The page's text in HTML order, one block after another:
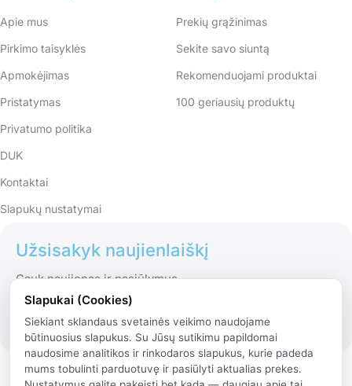
Apie mus
Pirkimo taisyklės
Apmokėjimas
Pristatymas
Privatumo politika
DUK
Kontaktai
Slapukų nustatymai
Prekių grąžinimas
Sekite savo siuntą
Rekomenduojami produktai
100 geriausių produktų
Užsisakyk naujienlaiškį
Gauk naujienas ir pasiūlymus
Slapukai (Cookies)
Siekiant sklandaus svetainės veikimo naudojame
būtinuosius slapukus. Su Jūsų sutikimu papildomai
naudosime analitikos ir rinkodaros slapukus, kurie padeda
mums tobulinti parduotuvę ir pasiūlyti aktualias prekes.